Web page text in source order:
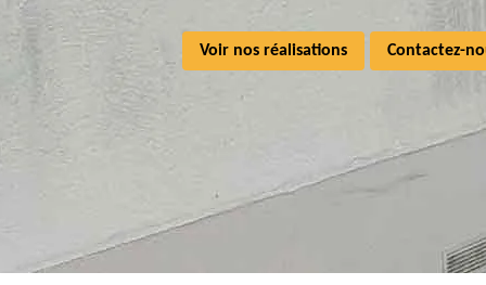
Voir nos réalisations Contactez-